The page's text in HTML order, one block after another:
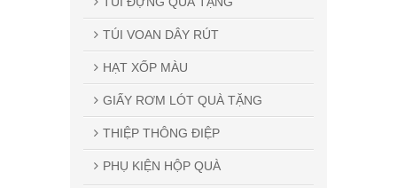
TÚI VOAN DÂY RÚT
HẠT XỐP MÀU
GIẤY RƠM LÓT QUÀ TẶNG
THIỆP THÔNG ĐIỆP
PHỤ KIỆN HỘP QUÀ